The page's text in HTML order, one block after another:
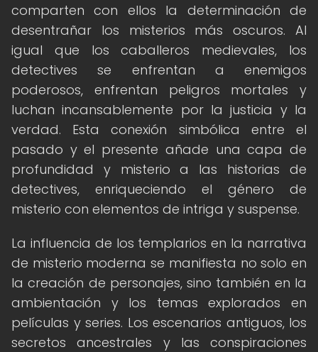
comparten con ellos la determinación de
desentrañar los misterios más oscuros. Al
igual que los caballeros medievales, los
detectives se enfrentan a enemigos
poderosos, enfrentan peligros mortales y
luchan incansablemente por la justicia y la
verdad. Esta conexión simbólica entre el
pasado y el presente añade una capa de
profundidad y misterio a las historias de
detectives, enriqueciendo el género de
misterio con elementos de intriga y suspense.
La influencia de los templarios en la narrativa
de misterio moderna se manifiesta no solo en
la creación de personajes, sino también en la
ambientación y los temas explorados en
películas y series. Los escenarios antiguos, los
secretos ancestrales y las conspiraciones